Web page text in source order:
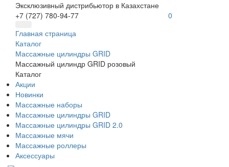
Эксклюзивный дистрибьютор в Казахстане
+7 (727) 780-94-77
0
Главная страница
Каталог
Массажные цилиндры GRID
Массажный цилиндр GRID розовый
Каталог
Акции
Новинки
Массажные наборы
Массажные цилиндры GRID
Массажные цилиндры GRID 2.0
Массажные мячи
Массажные роллеры
Аксессуары